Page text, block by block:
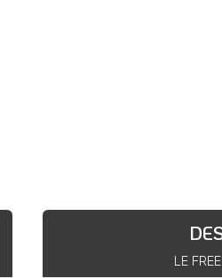
Transport
Guides de haute
LE